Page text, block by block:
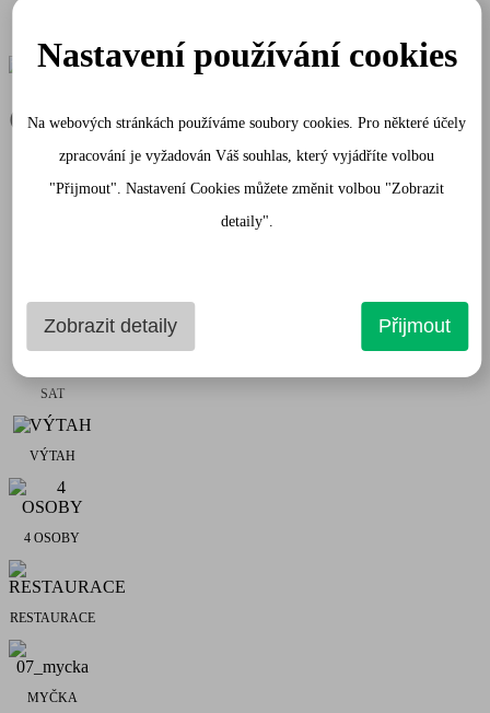
Gray Apartmán
TV
SAT
VÝTAH
4 OSOBY
RESTAURACE
MYČKA
Nastavení používání cookies
Na webových stránkách používáme soubory cookies. Pro některé účely
zpracování je vyžadován Váš souhlas, který vyjádříte volbou
"Přijmout". Nastavení Cookies můžete změnit volbou "Zobrazit
detaily".
Zobrazit detaily Přijmout